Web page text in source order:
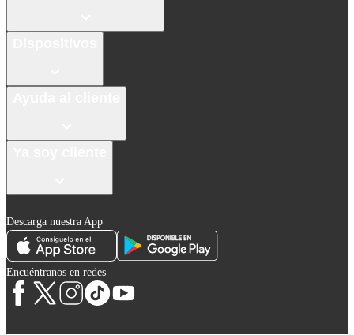
Descarga nuestra App
Encuéntranos en redes